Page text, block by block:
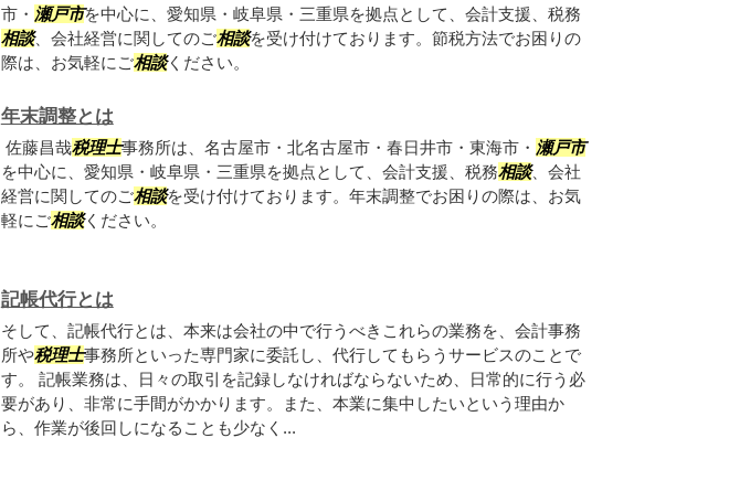
市・ 瀬戸市を中心に、愛知県・岐阜県・三重県を拠点として、会計支援、税務
相談、会社経営に関してのご相談を受け付けております。節税方法でお困りの
際は、お気軽にご相談ください。
年末調整とは
佐藤昌哉税理士事務所は、名古屋市・北名古屋市・春日井市・東海市・ 瀬戸市
を中心に、愛知県・岐阜県・三重県を拠点として、会計支援、税務相談、会社
経営に関してのご相談を受け付けております。年末調整でお困りの際は、お気
軽にご相談ください。
記帳代行とは
そして、記帳代行とは、本来は会社の中で行うべきこれらの業務を、会計事務
所や税理士事務所といった専門家に委託し、代行してもらうサービスのことで
す。 記帳業務は、日々の取引を記録しなければならないため、日常的に行う必
要があり、非常に手間がかかります。また、本業に集中したいという理由か
ら、作業が後回しになることも少なく...